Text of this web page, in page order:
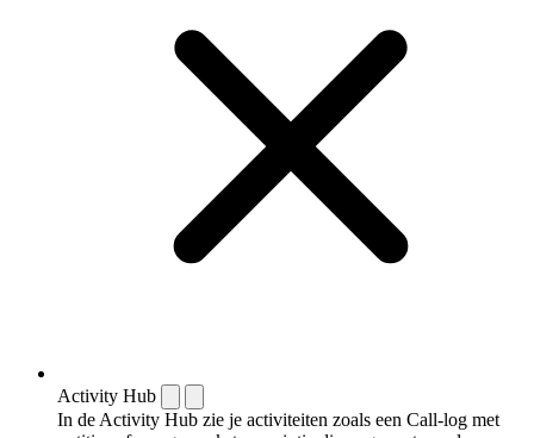
Activity Hub
In de Activity Hub zie je activiteiten zoals een Call-log met